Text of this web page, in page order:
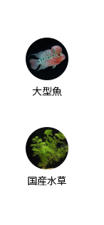
大型魚
国産水草